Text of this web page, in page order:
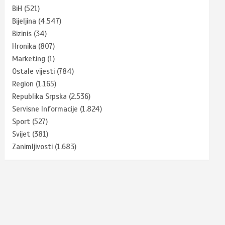
BiH (521)
Bijeljina (4.547)
Bizinis (34)
Hronika (807)
Marketing (1)
Ostale vijesti (784)
Region (1.165)
Republika Srpska (2.536)
Servisne Informacije (1.824)
Sport (527)
Svijet (381)
Zanimljivosti (1.683)